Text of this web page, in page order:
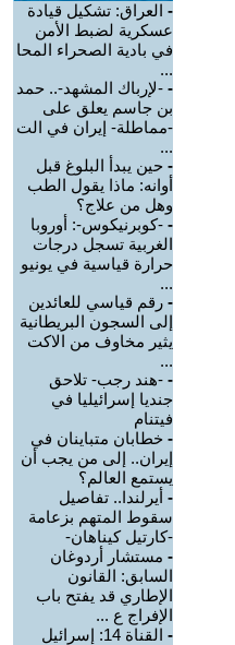
- العراق: تشكيل قيادة
عسكرية لضبط الأمن
في بادية الصحراء المحا
...
- -لإرباك المشهد-.. حمد
بن جاسم يعلق على
-مماطلة- إيران في الت
...
- حين يبدأ البلوغ قبل
أوانه: ماذا يقول الطب
وهل من علاج؟
- -كوبرنيكوس-: أوروبا
الغربية تسجل درجات
حرارة قياسية في يونيو
...
- رقم قياسي للعائدين
إلى السجون البريطانية
يثير مخاوف من الاكت
...
- -هند رجب- تلاحق
جنديا إسرائيليا في
فيتنام
- خطابان متباينان في
إيران.. إلى من يجب أن
يستمع العالم؟
- أيرلندا.. تفاصيل
سقوط المتهم بزعامة
-كارتيل كيناهان-
- مستشار أردوغان
السابق: القانون
الإطاري قد يفتح باب
الإفراج ع ...
-
القناة 14: إسرائيل